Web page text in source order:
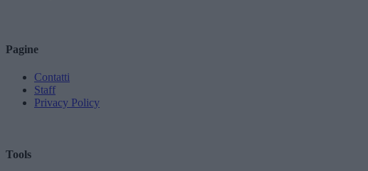
Pagine
Contatti
Staff
Privacy Policy
Tools